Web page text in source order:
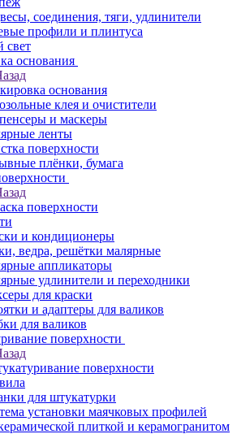
соединения, тяги, удлинители
профили и плинтуса
свет
основания
основания
клея и очистители
и маскеры
ленты
поверхности
плёнки, бумага
поверхности
и кондиционеры
ведра, решётки малярные
аппликаторы
удлинители и переходники
для краски
и адаптеры для валиков
для валиков
поверхности
поверхности
для штукатурки
установки маячковых профилей
плиткой и керамогранитом